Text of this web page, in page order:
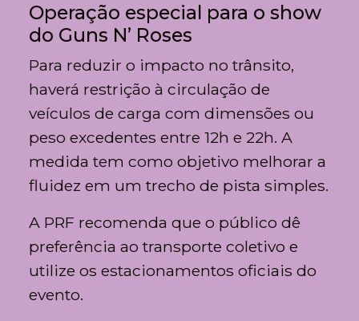
Operação especial para o show
do Guns N’ Roses
Para reduzir o impacto no trânsito,
haverá restrição à circulação de
veículos de carga com dimensões ou
peso excedentes entre 12h e 22h. A
medida tem como objetivo melhorar a
fluidez em um trecho de pista simples.
A PRF recomenda que o público dê
preferência ao transporte coletivo e
utilize os estacionamentos oficiais do
evento.